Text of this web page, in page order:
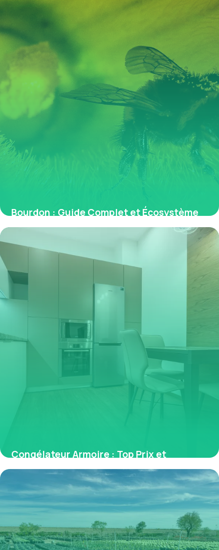
Bourdon : Guide Complet et Écosystème
2026
1 juin 2026
Congélateur Armoire : Top Prix et
Comparatif
31 mai 2026